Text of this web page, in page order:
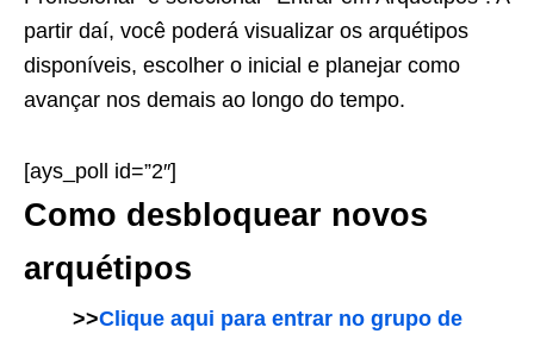
partir daí, você poderá visualizar os arquétipos
disponíveis, escolher o inicial e planejar como
avançar nos demais ao longo do tempo.
[ays_poll id=”2″]
Como desbloquear novos
arquétipos
>>Clique aqui para entrar no grupo de